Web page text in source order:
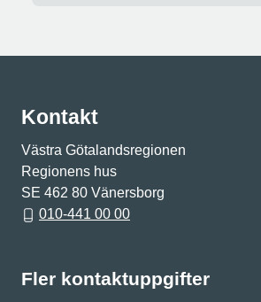
Kontakt
Västra Götalandsregionen
Regionens hus
SE 462 80 Vänersborg
010-441 00 00
Fler kontaktuppgifter